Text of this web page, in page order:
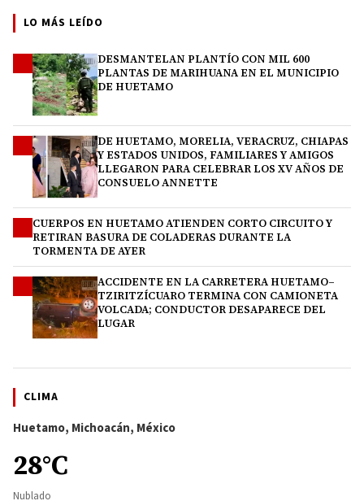
LO MÁS LEÍDO
DESMANTELAN PLANTÍO CON MIL 600
PLANTAS DE MARIHUANA EN EL MUNICIPIO
DE HUETAMO
DE HUETAMO, MORELIA, VERACRUZ, CHIAPAS
Y ESTADOS UNIDOS, FAMILIARES Y AMIGOS
LLEGARON PARA CELEBRAR LOS XV AÑOS DE
CONSUELO ANNETTE
CUERPOS EN HUETAMO ATIENDEN CORTO CIRCUITO Y
RETIRAN BASURA DE COLADERAS DURANTE LA
TORMENTA DE AYER
ACCIDENTE EN LA CARRETERA HUETAMO–
TZIRITZÍCUARO TERMINA CON CAMIONETA
VOLCADA; CONDUCTOR DESAPARECE DEL
LUGAR
CLIMA
Huetamo, Michoacán, México
28°C
Nublado